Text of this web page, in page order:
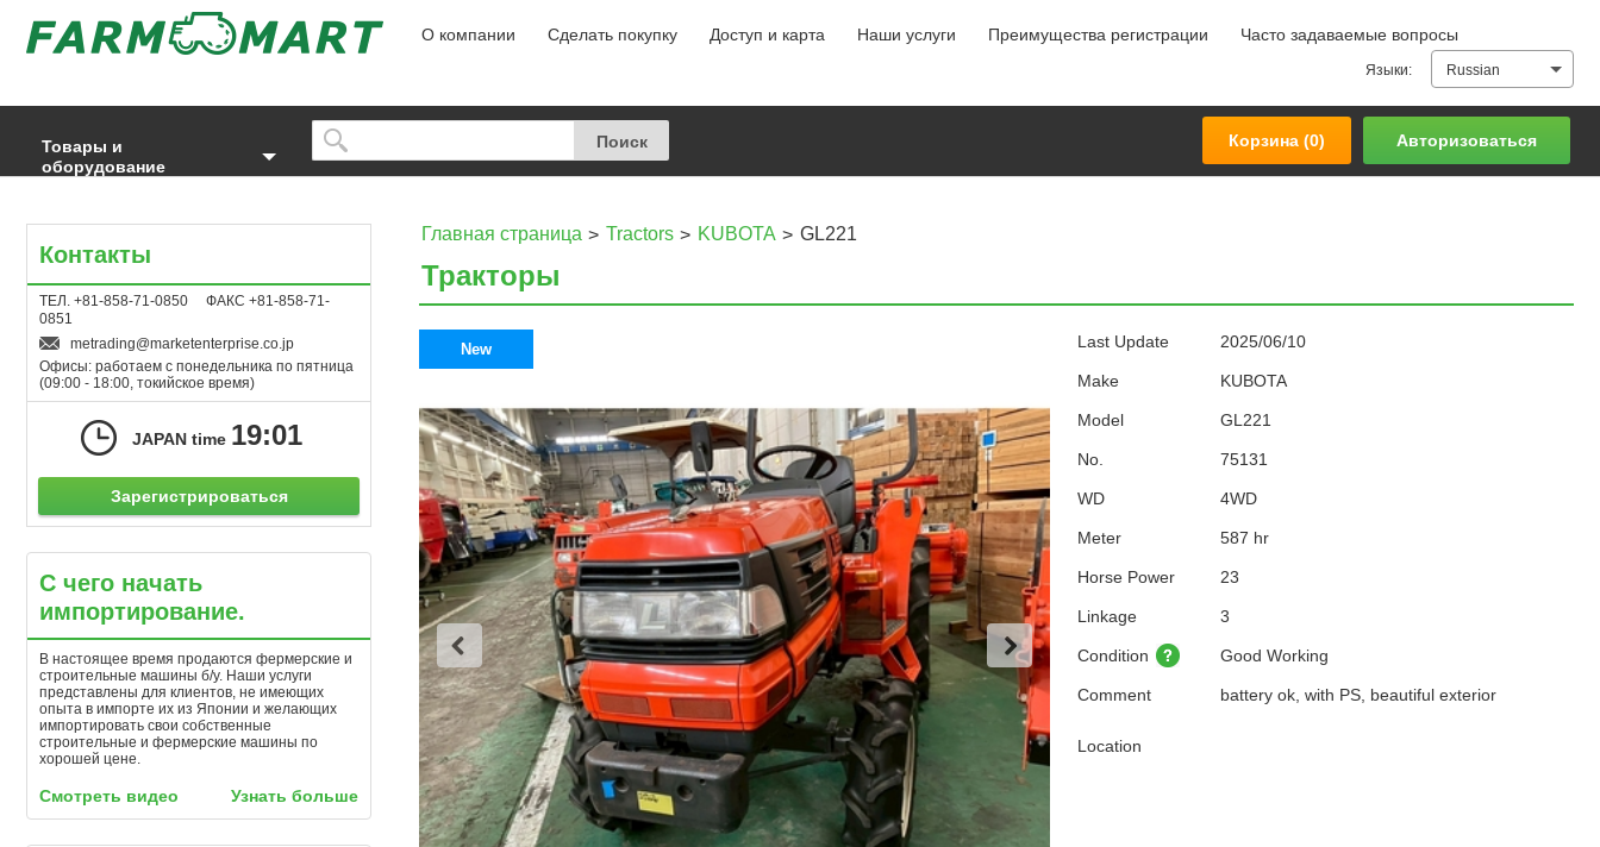
О компании Сделать покупку Доступ и карта Наши услуги Преимущества регистрации Часто задаваемые вопросы
Языки: Russian
Товары и
оборудование
Корзина (0) Авторизоваться
Корзина (0) Авторизоваться
Главная страница Tractors KUBOTA GL221
Тракторы
New Last Update 2025/06/10
Make KUBOTA
Model GL221
No. 75131
WD 4WD
Meter 587 hr
Horse Power 23
Linkage 3
Condition Good Working
Comment battery ok, with PS, beautiful exterior
Location
Контакты
ТЕЛ. +81-858-71-0850 ФАКС +81-858-71-
0851
metrading
marketenterprise.co.jp
Офисы: работаем с понедельника по пятница
(09:00 - 18:00, токийское время)
JAPAN time 19:01
Зарегистрироваться
С чего начать
импортирование.
В настоящее время продаются фермерские и
строительные машины б/у. Наши услуги
представлены для клиентов, не имеющих
опыта в импорте их из Японии и желающих
импортировать свои собственные
строительные и фермерские машины по
хорошей цене.
Смотреть видео Узнать больше